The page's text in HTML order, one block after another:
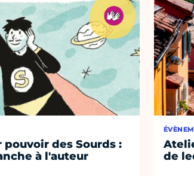
pouvoir des Sourds :
à l'auteur
de